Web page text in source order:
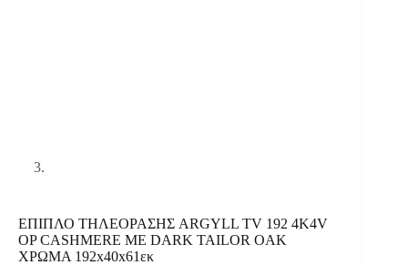
ΕΠΙΠΛΟ ΤΗΛΕΟΡΑΣΗΣ ARGYLL TV 192 4K4V
OP CASHMERE ΜΕ DARK TAILOR OAK
ΧΡΩΜΑ 192x40x61εκ